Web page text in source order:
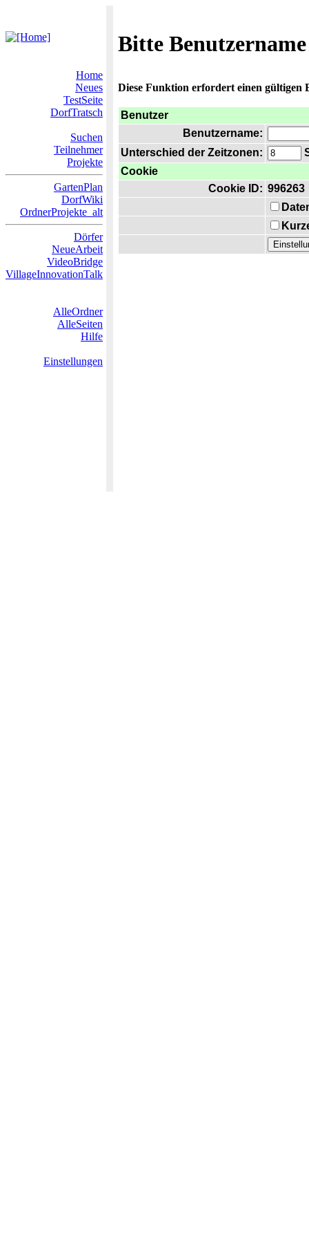
Bitte
Home
Neues
TestSeite
DorfTratsch
Suchen
Teilnehmer
Projekte
GartenPlan
DorfWiki
OrdnerProjekte_alt
Dörfer
NeueArbeit
VideoBridge
VillageInnovationTalk
AlleOrdner
AlleSeiten
Hilfe
Einstellungen
Diese Funktion erfordert einen gültigen
Benutzer
Benutzername:
Unterschied der Zeitzonen:
Cookie
Cookie ID: 996263